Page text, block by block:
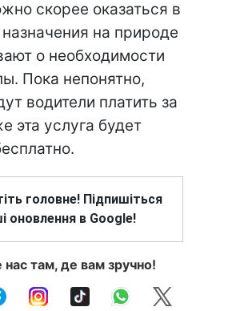
скорее оказаться в
назначения на природе
о необходимости
Пока непонятно,
водители платить за
эта услуга будет
головне! Підпишіться
оновлення в Google!
там, де вам зручно!